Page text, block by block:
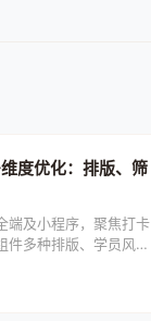
度优化：排版、筛
端及小程序，聚焦打卡
件多种排版、学员风采